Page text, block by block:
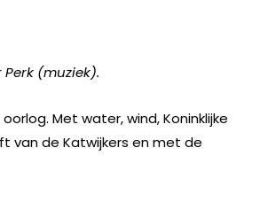
(muziek).
Met water, wind, Koninklijke
van de Katwijkers en met de